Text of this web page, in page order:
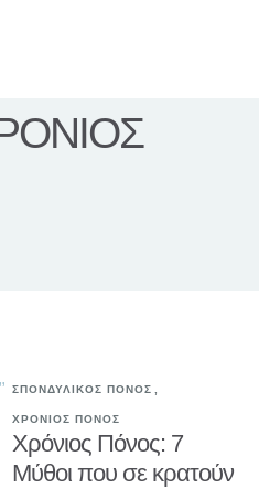
ΣΠΟΝΔΥΛΙΚΟΣ ΠΟΝΟΣ
ΧΡΟΝΙΟΣ ΠΟΝΟΣ
Χρόνιος Πόνος: 7
Μύθοι που σε κρατούν